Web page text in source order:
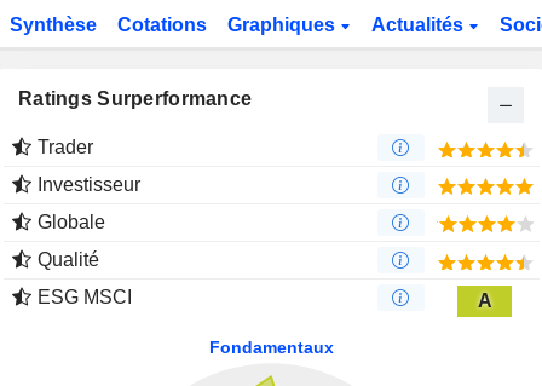
Synthèse Cotations Graphiques Actualités
Ratings Surperformance
Trader
Investisseur
Globale
Qualité
ESG MSCI
A